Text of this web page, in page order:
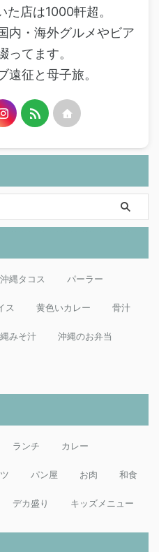
店は1000軒超。
内・海外グルメやビア
ってます。
遠征と母子旅。
沖縄タコス パーラー
ス 黄色いカレー 骨汁
みそ汁 沖縄のお弁当
ランチ カレー
パン屋 お肉 和食
デカ盛り キッズメニュー